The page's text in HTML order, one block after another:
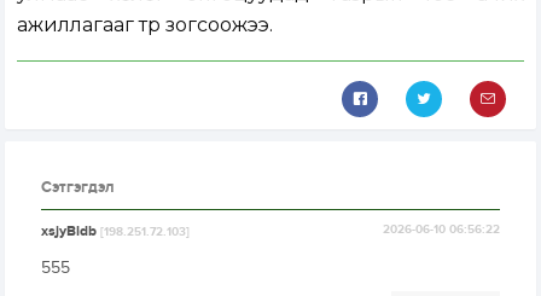
ажиллагааг түр зогсоожээ.
Сэтгэгдэл
xsjyBldb[198.251.72.103] 2026-06-10 06:56:22
555